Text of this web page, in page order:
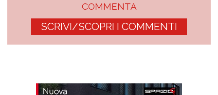
COMMENTA
SCRIVI/SCOPRI I COMMENTI